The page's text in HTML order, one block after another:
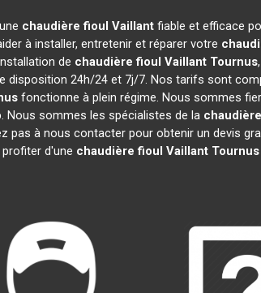
chaudière fioul Vaillantfiable et efficace
à installer, entretenir et réparer votre
de chaudière fioul Vaillant Tournus
disposition 24h/24 et 7j/7. Nos tarifs sont
fonctionne à plein régime. Nous sommes
Nous sommes les spécialistes de la
pas à nous contacter pour obtenir un devis
profiter d'une chaudière fioul Vaillant Tournus